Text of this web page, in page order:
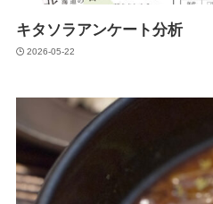
キタソラアンケート分析
2026-05-22